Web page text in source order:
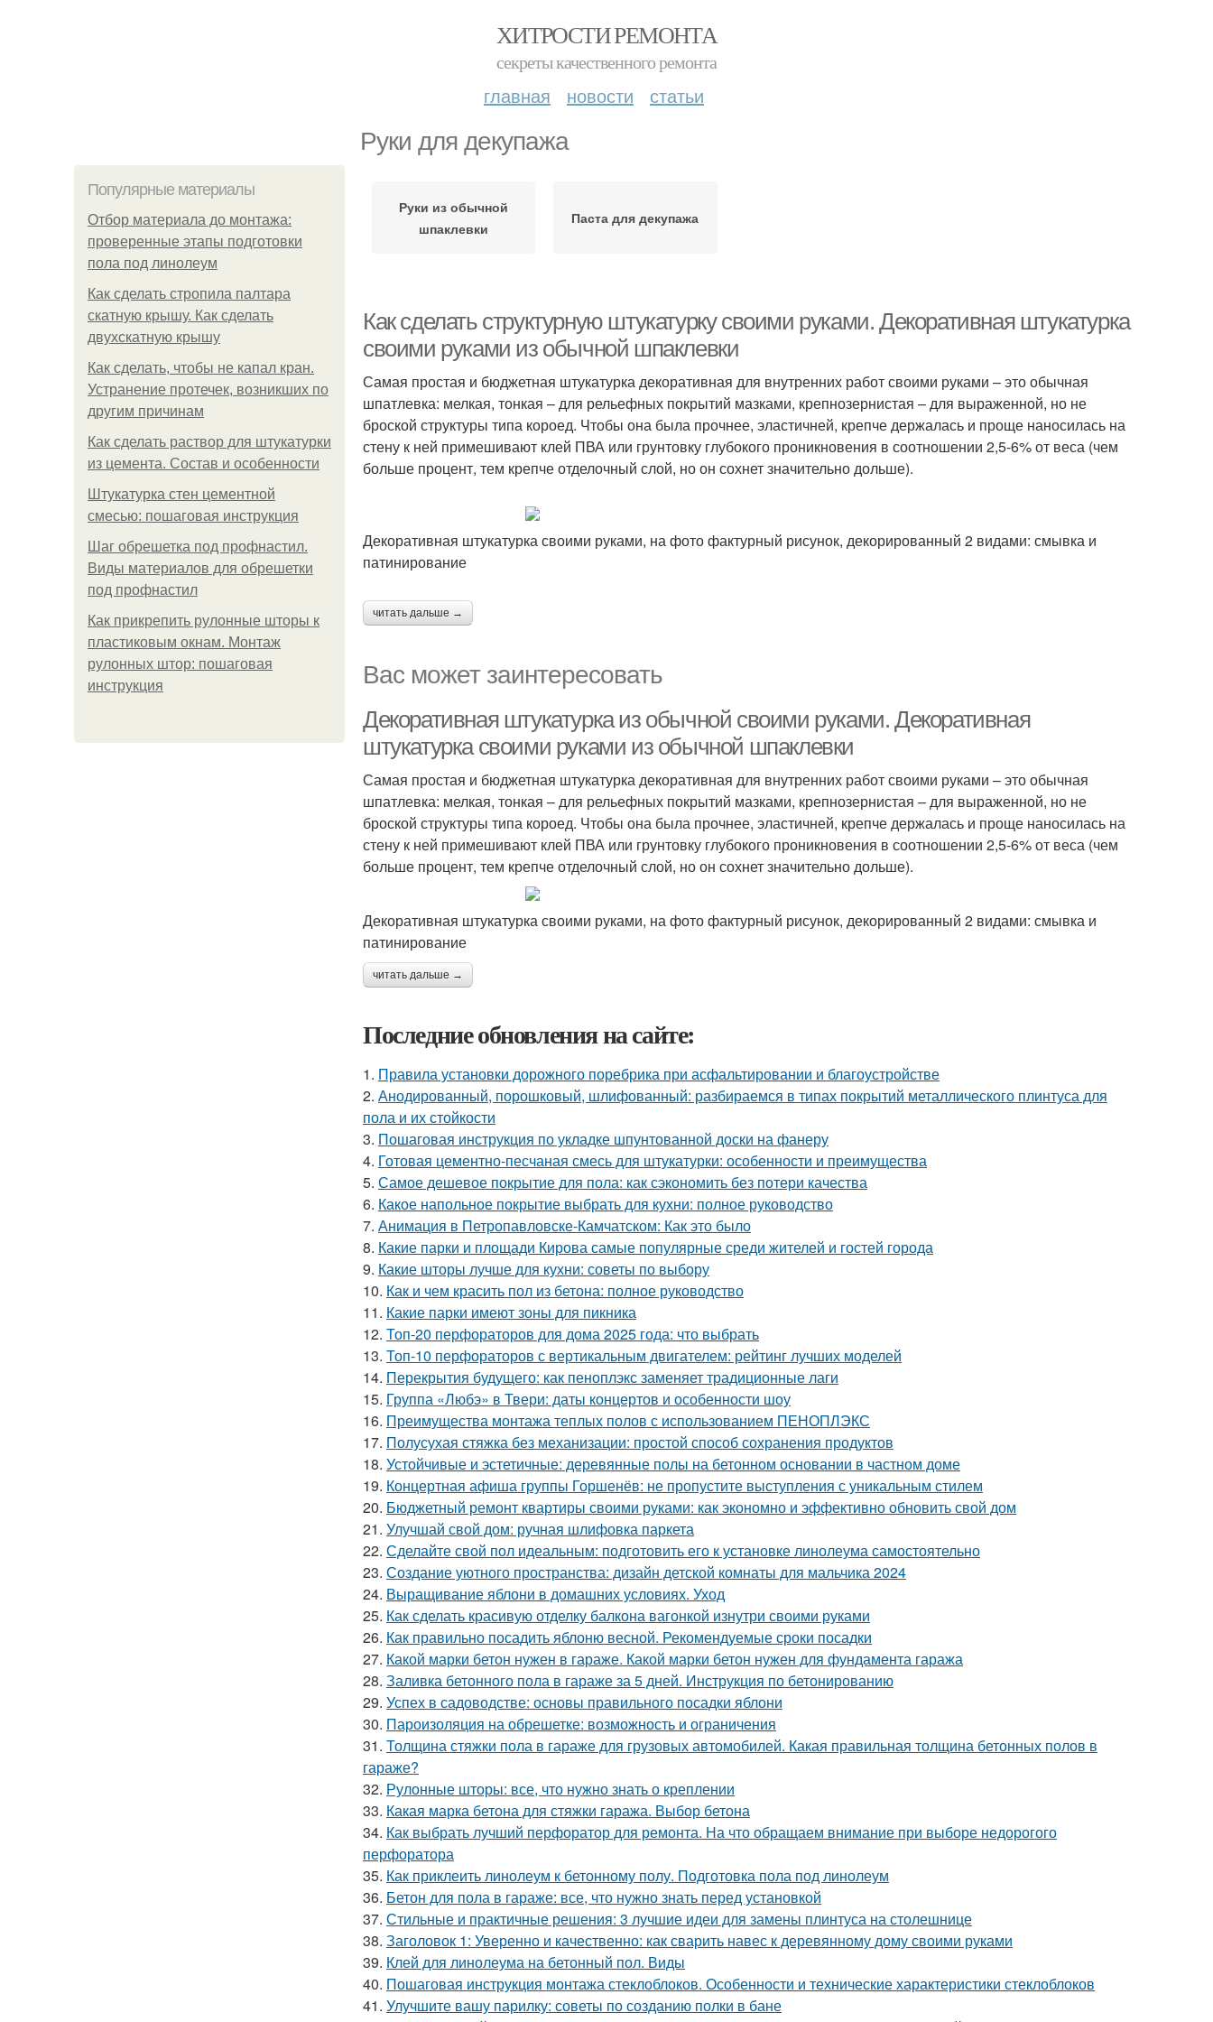
ХИТРОСТИ РЕМОНТА
секреты качественного ремонта
главная новости статьи
Руки для декупажа
Популярные материалы
Отбор материала до монтажа:
проверенные этапы подготовки
пола под линолеум
Как сделать стропила палтара
скатную крышу. Как сделать
двухскатную крышу
Как сделать, чтобы не капал кран.
Устранение протечек, возникших по
другим причинам
Как сделать раствор для штукатурки
из цемента. Состав и особенности
Штукатурка стен цементной
смесью: пошаговая инструкция
Шаг обрешетка под профнастил.
Виды материалов для обрешетки
под профнастил
Как прикрепить рулонные шторы к
пластиковым окнам. Монтаж
рулонных штор: пошаговая
инструкция
Руки из обычной
шпаклевки
Паста для декупажа
Как сделать структурную штукатурку своими руками. Декоративная штукатурка
своими руками из обычной шпаклевки
Самая простая и бюджетная штукатурка декоративная для внутренних работ своими руками – это обычная
шпатлевка: мелкая, тонкая – для рельефных покрытий мазками, крепнозернистая – для выраженной, но не
броской структуры типа короед. Чтобы она была прочнее, эластичней, крепче держалась и проще наносилась на
стену к ней примешивают клей ПВА или грунтовку глубокого проникновения в соотношении 2,5-6% от веса (чем
больше процент, тем крепче отделочный слой, но он сохнет значительно дольше).
Декоративная штукатурка своими руками, на фото фактурный рисунок, декорированный 2 видами: смывка и
патинирование
читать дальше →
Вас может заинтересовать
Декоративная штукатурка из обычной своими руками. Декоративная
штукатурка своими руками из обычной шпаклевки
Самая простая и бюджетная штукатурка декоративная для внутренних работ своими руками – это обычная
шпатлевка: мелкая, тонкая – для рельефных покрытий мазками, крепнозернистая – для выраженной, но не
броской структуры типа короед. Чтобы она была прочнее, эластичней, крепче держалась и проще наносилась на
стену к ней примешивают клей ПВА или грунтовку глубокого проникновения в соотношении 2,5-6% от веса (чем
больше процент, тем крепче отделочный слой, но он сохнет значительно дольше).
Декоративная штукатурка своими руками, на фото фактурный рисунок, декорированный 2 видами: смывка и
патинирование
читать дальше →
Последние обновления на сайте:
1. Правила установки дорожного поребрика при асфальтировании и благоустройстве
2. Анодированный, порошковый, шлифованный: разбираемся в типах покрытий металлического плинтуса для
пола и их стойкости
3. Пошаговая инструкция по укладке шпунтованной доски на фанеру
4. Готовая цементно-песчаная смесь для штукатурки: особенности и преимущества
5. Самое дешевое покрытие для пола: как сэкономить без потери качества
6. Какое напольное покрытие выбрать для кухни: полное руководство
7. Анимация в Петропавловске-Камчатском: Как это было
8. Какие парки и площади Кирова самые популярные среди жителей и гостей города
9. Какие шторы лучше для кухни: советы по выбору
10. Как и чем красить пол из бетона: полное руководство
11. Какие парки имеют зоны для пикника
12. Топ-20 перфораторов для дома 2025 года: что выбрать
13. Топ-10 перфораторов с вертикальным двигателем: рейтинг лучших моделей
14. Перекрытия будущего: как пеноплэкс заменяет традиционные лаги
15. Группа «Любэ» в Твери: даты концертов и особенности шоу
16. Преимущества монтажа теплых полов с использованием ПЕНОПЛЭКС
17. Полусухая стяжка без механизации: простой способ сохранения продуктов
18. Устойчивые и эстетичные: деревянные полы на бетонном основании в частном доме
19. Концертная афиша группы Горшенёв: не пропустите выступления с уникальным стилем
20. Бюджетный ремонт квартиры своими руками: как экономно и эффективно обновить свой дом
21. Улучшай свой дом: ручная шлифовка паркета
22. Сделайте свой пол идеальным: подготовить его к установке линолеума самостоятельно
23. Создание уютного пространства: дизайн детской комнаты для мальчика 2024
24. Выращивание яблони в домашних условиях. Уход
25. Как сделать красивую отделку балкона вагонкой изнутри своими руками
26. Как правильно посадить яблоню весной. Рекомендуемые сроки посадки
27. Какой марки бетон нужен в гараже. Какой марки бетон нужен для фундамента гаража
28. Заливка бетонного пола в гараже за 5 дней. Инструкция по бетонированию
29. Успех в садоводстве: основы правильного посадки яблони
30. Пароизоляция на обрешетке: возможность и ограничения
31. Толщина стяжки пола в гараже для грузовых автомобилей. Какая правильная толщина бетонных полов в
гараже?
32. Рулонные шторы: все, что нужно знать о креплении
33. Какая марка бетона для стяжки гаража. Выбор бетона
34. Как выбрать лучший перфоратор для ремонта. На что обращаем внимание при выборе недорогого
перфоратора
35. Как приклеить линолеум к бетонному полу. Подготовка пола под линолеум
36. Бетон для пола в гараже: все, что нужно знать перед установкой
37. Стильные и практичные решения: 3 лучшие идеи для замены плинтуса на столешнице
38. Заголовок 1: Уверенно и качественно: как сварить навес к деревянному дому своими руками
39. Клей для линолеума на бетонный пол. Виды
40. Пошаговая инструкция монтажа стеклоблоков. Особенности и технические характеристики стеклоблоков
41. Улучшите вашу парилку: советы по созданию полки в бане